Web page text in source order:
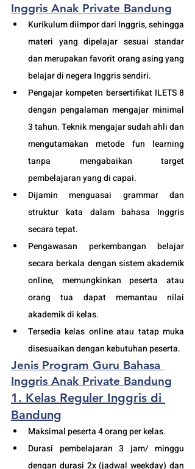
Inggris Anak Private Bandung
Kurikulum diimpor dari Inggris, sehingga
materi yang dipelajar sesuai standar
dan merupakan favorit orang asing yang
belajar di negera Inggris sendiri.
Pengajar kompeten bersertifikat ILETS 8
dengan pengalaman mengajar minimal
3 tahun. Teknik mengajar sudah ahli dan
mengutamakan metode fun learning
tanpa mengabaikan target
pembelajaran yang di capai.
Dijamin menguasai grammar dan
struktur kata dalam bahasa Inggris
secara tepat.
Pengawasan perkembangan belajar
secara berkala dengan sistem akademik
online, memungkinkan peserta atau
orang tua dapat memantau nilai
akademik di kelas.
Tersedia kelas online atau tatap muka
disesuaikan dengan kebutuhan peserta.
Jenis Program Guru Bahasa
Inggris Anak Private Bandung
1. Kelas Reguler Inggris di
Bandung
Maksimal peserta 4 orang per kelas.
Durasi pembelajaran 3 jam/ minggu
dengan durasi 2x (jadwal weekday) dan